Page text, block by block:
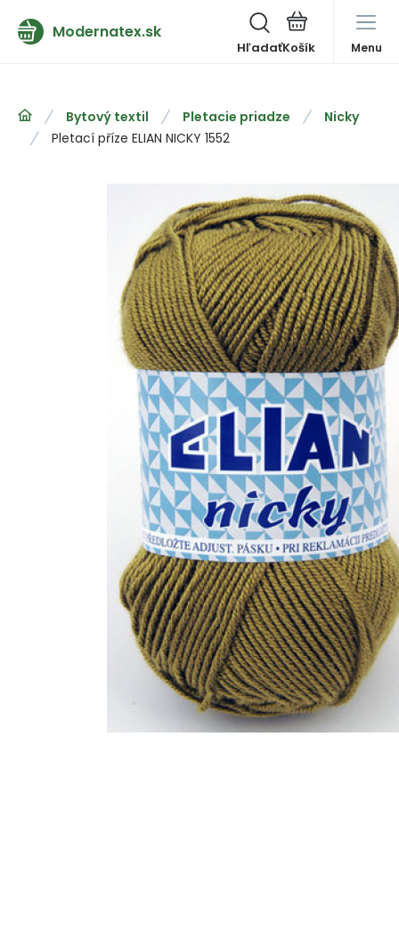
Modernatex.sk
Hľadať Menu
Bytový textil Pletacie priadze
Nicky
Pletací příze ELIAN NICKY 1552